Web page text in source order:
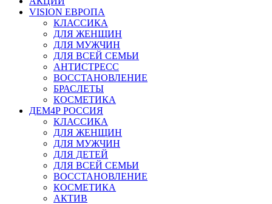
VISION ЕВРОПА
КЛАССИКА
ДЛЯ ЖЕНЩИН
ДЛЯ МУЖЧИН
ДЛЯ ВСЕЙ СЕМЬИ
АНТИСТРЕСС
ВОССТАНОВЛЕНИЕ
БРАСЛЕТЫ
КОСМЕТИКА
ДЕМ4Р РОССИЯ
КЛАССИКА
ДЛЯ ЖЕНЩИН
ДЛЯ МУЖЧИН
ДЛЯ ДЕТЕЙ
ДЛЯ ВСЕЙ СЕМЬИ
ВОССТАНОВЛЕНИЕ
КОСМЕТИКА
АКТИВ